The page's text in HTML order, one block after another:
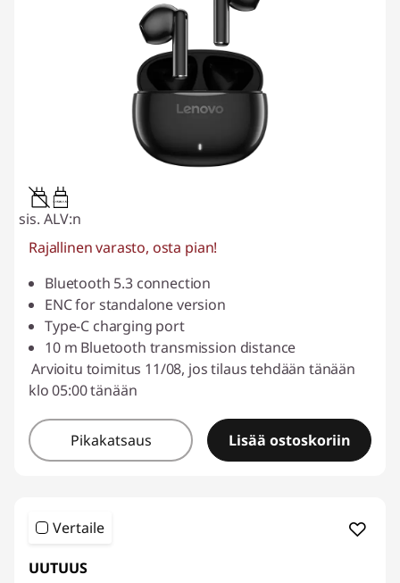
0.15W-1.5W
sis. ALV:n
Rajallinen varasto, osta pian!
Bluetooth 5.3 connection
ENC for standalone version
Type-C charging port
10 m Bluetooth transmission distance
Arvioitu toimitus 11/08, jos tilaus tehdään tänään
klo 05:00 tänään
Pikakatsaus Lisää ostoskoriin
Vertaile
UUTUUS